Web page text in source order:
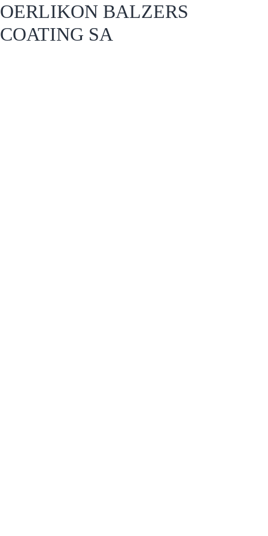
OERLIKON BALZERS
COATING SA